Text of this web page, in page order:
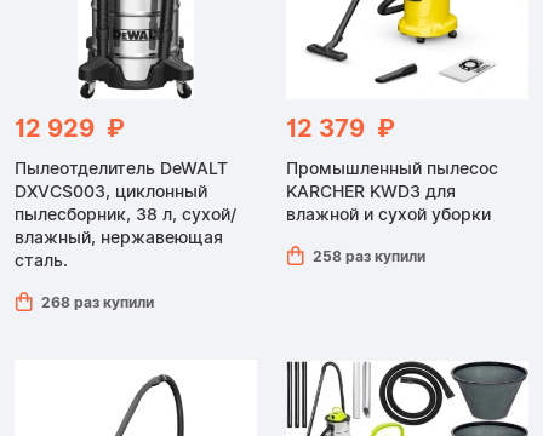
12 929 ₽
Пылеотделитель DeWALT
DXVCS003, циклонный
пылесборник, 38 л, сухой/
влажный, нержавеющая
сталь.
268 раз купили
12 379 ₽
Промышленный пылесос
KARCHER KWD3 для
влажной и сухой уборки
258 раз купили